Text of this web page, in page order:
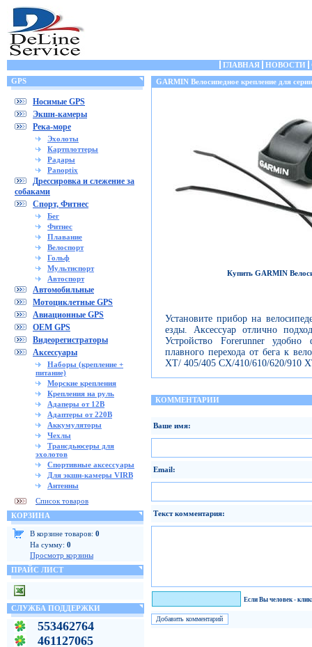
ГЛАВНАЯ НОВОСТИ
GPS
Носимые GPS
Экшн-камеры
Река-море
Эхолоты
Картплоттеры
Радары
Panoptix
Дрессировка и слежение за
собаками
Спорт, Фитнес
Бег
Фитнес
Плавание
Велоспорт
Гольф
Мультиспорт
Автоспорт
Автомобильные
Мотоциклетные GPS
Авиационные GPS
OEM GPS
Видеорегистраторы
Аксессуары
Наборы (крепление +
питание)
Морские крепления
Крепления на руль
Адаперы от 12В
Адаптеры от 220В
Аккумуляторы
Чехлы
Трансдьюсеры для
эхолотов
Спортивные аксессуары
Для экшн-камеры VIRB
Антенны
Список товаров
КОРЗИНА
В корзине товаров: 0
На сумму: 0
Просмотр корзины
ПРАЙС ЛИСТ
СЛУЖБА ПОДДЕРЖКИ
553462764
461127065
GARMIN Велосипедное крепление для
Купить GARMIN
Установите прибор на
езды. Аксессуар отлично
Устройство Forerunner
плавного перехода от бега к
ХТ/ 405/405 СХ/410/610/620/910
КОММЕНТАРИИ
Ваше имя:
Email:
Текст комментария:
Если Вы человек -